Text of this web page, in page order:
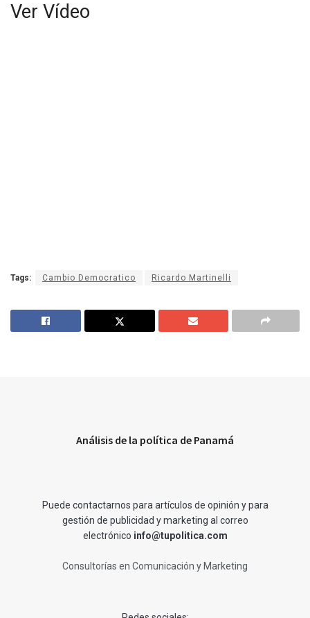
Ver Vídeo
Tags: Cambio Democratico Ricardo Martinelli
Análisis de la política de Panamá
Puede contactarnos para artículos de opinión y para
gestión de publicidad y marketing al correo
electrónico info@tupolitica.com
Consultorías en Comunicación y Marketing